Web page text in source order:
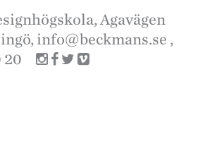
Agavägen
info@beckmans.se ,
20